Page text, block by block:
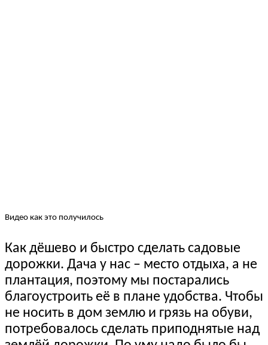
Видео как это получилось
Как дёшево и быстро сделать садовые
дорожки. Дача у нас – место отдыха, а не
плантация, поэтому мы постарались
благоустроить её в плане удобства. Чтобы
не носить в дом землю и грязь на обуви,
потребовалось сделать приподнятые над